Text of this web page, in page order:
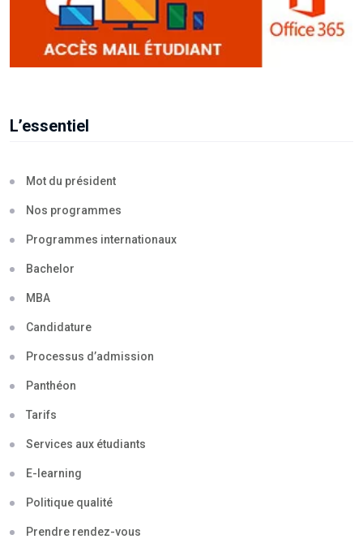
L’essentiel
Mot du président
Nos programmes
Programmes internationaux
Bachelor
MBA
Candidature
Processus d’admission
Panthéon
Tarifs
Services aux étudiants
E-learning
Politique qualité
Prendre rendez-vous